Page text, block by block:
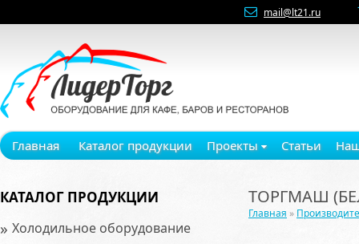
mail@lt21.ru
Главная Каталог продукции Проекты Статьи
КАТАЛОГ ПРОДУКЦИИ
» Холодильное оборудование
ТОРГМАШ
Главная »